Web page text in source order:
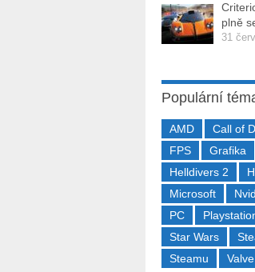
plně
31
Populární
AMD Call of
FPS
Grafika
Helldivers 2
Microsoft
PC
Star Wars
Steamu
Valve